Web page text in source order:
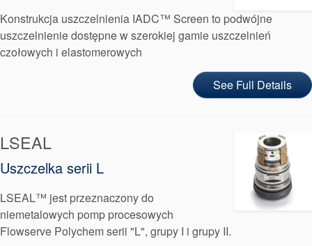
Konstrukcja uszczelnienia IADC™ Screen to podwójne
uszczelnienie dostępne w szerokiej gamie uszczelnień
czołowych i elastomerowych
See Full Details
LSEAL
Uszczelka serii L
LSEAL™ jest przeznaczony do
niemetalowych pomp procesowych
Flowserve Polychem serii "L", grupy I i grupy II.